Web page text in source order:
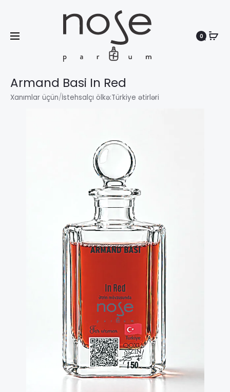
Search
0
Armand Basi In Red
Xanımlar üçün/İstehsalçı ölkə:Türkiye ətirləri